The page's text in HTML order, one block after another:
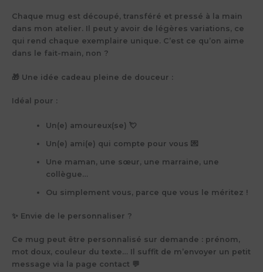
Chaque mug est découpé, transféré et pressé à la main
dans mon atelier. Il peut y avoir de
légères variations, ce
qui rend chaque exemplaire unique. C’est ce qu’on aime
dans le fait-main, non ?
🎁 Une idée cadeau pleine de douceur :
Idéal pour :
Un(e) amoureux(se) 💘
Un(e) ami(e) qui compte pour vous 💌
Une maman, une sœur, une marraine, une
collègue…
Ou simplement vous, parce que vous le méritez !
✨ Envie de le personnaliser ?
Ce mug peut être personnalisé sur demande : prénom,
mot doux, couleur du texte… Il suffit de m’envoyer un petit
message via la page contact 💬